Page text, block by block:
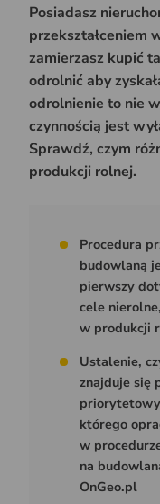
Posiadasz
przekształceniem
zamierzasz kupić
odrolnić aby
odrolnienie to nie
czynnością jest
Sprawdź, czym
produkcji rolnej.
Procedura
budowlaną
pierwszy
cele
w produkcji
Ustalenie,
znajduje się
którego
w
na
OnGeo.pl